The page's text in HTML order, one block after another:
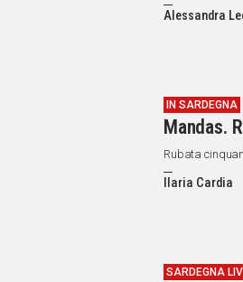
Alessandra
IN SARDEGNA
Mandas.
Rubata
Ilaria Cardia
SARDEGNA